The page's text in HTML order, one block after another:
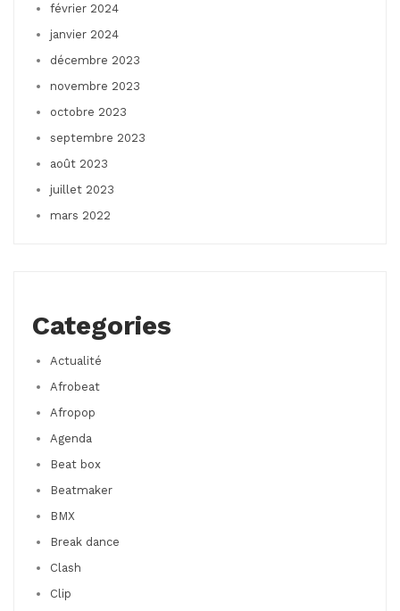
février 2024
janvier 2024
décembre 2023
novembre 2023
octobre 2023
septembre 2023
août 2023
juillet 2023
mars 2022
Categories
Actualité
Afrobeat
Afropop
Agenda
Beat box
Beatmaker
BMX
Break dance
Clash
Clip